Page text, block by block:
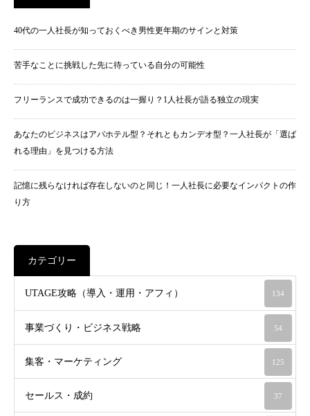
40代の一人社長が知っておくべき男性更年期のサインと対策
苦手なことに挑戦した先に待っている自分の可能性
フリーランスで成功できるのは一握り？1人社長が語る独立の現実
あなたのビジネスはアパホテル型？それともカンデオ型？一人社長が「選ば
れる理由」を見つける方法
記憶に残らなければ存在しないのと同じ！一人社長に必要なインパクトの作
り方
カテゴリー
UTAGE攻略（導入・運用・アフィ） 134
事業づくり・ビジネス戦略 54
集客・マーケティング 125
セールス・成約 37